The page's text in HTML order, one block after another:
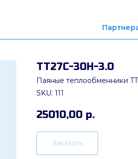
ТТ27C-30H-3.0
Паяные теплообменники TT
SKU: 111
25010,00 р.
Заказать